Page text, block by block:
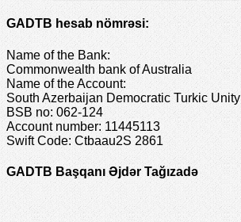
GADTB hesab nömrəsi:
Name of the Bank:
Commonwealth bank of Australia
Name of the Account:
South Azerbaijan Democratic Turkic Unity
BSB no: 062-124
Account number: 11445113
Swift Code: Ctbaau2S 2861
GADTB Başqanı Əjdər Tağızadə